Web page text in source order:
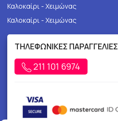
Καλοκαίρι - Χειμώνας
Καλοκαίρι - Χειμώνας
ΤΗΛΕΦΩΝΙΚΕΣ ΠΑΡΑΓΓΕΛΙΕΣ
211 101 6974